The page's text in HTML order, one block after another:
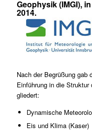
Geophysik (IMGI),
2014.
Nach der Begrüßung gab
Einführung in die
gliedert:
Dynamische
Eis und Klima (Kaser)